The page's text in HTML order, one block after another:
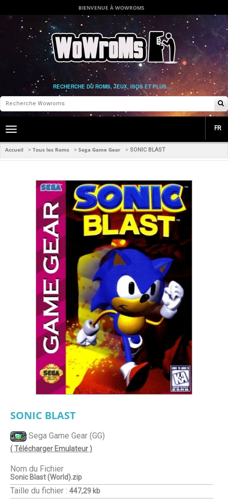
BIENVENUE À WOWROMS
RECHERCHE DU ROMS, JEUX, ISOS ET PLUS....
Toggle
navigation
FR
Accueil > Tous les Roms > Sega Game Gear > SONIC BLAST
SONIC BLAST
Sega Game Gear (GG)
( Télécharger Emulateur )
Nom du Fichier
Sonic Blast (World).zip
Taille du fichier : 447,29 kb